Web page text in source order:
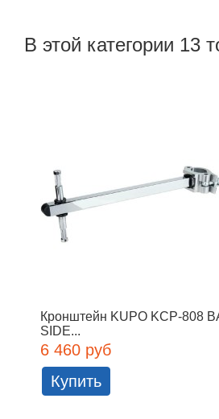
В этой категории 13
Кронштейн KUPO KCP-808
SIDE...
6 460 руб
Купить